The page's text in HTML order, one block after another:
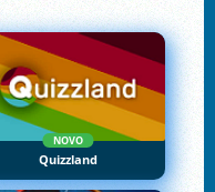
NOVO
Quizzland